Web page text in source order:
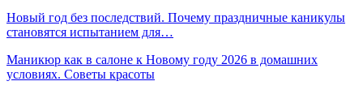
Новый год без последствий. Почему праздничные каникулы
становятся испытанием для…
Маникюр как в салоне к Новому году 2026 в домашних
условиях. Советы красоты